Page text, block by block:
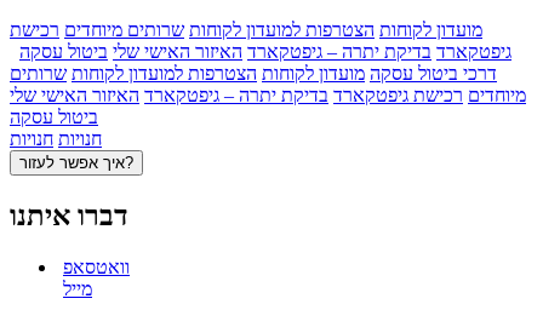
מועדון לקוחות הצטרפות למועדון לקוחות שרותים מיוחדים רכישת
גיפטקארד בדיקת יתרה – גיפטקארד האיזור האישי שלי ביטול עסקה
דרכי ביטול עסקה מועדון לקוחות הצטרפות למועדון לקוחות שרותים
מיוחדים רכישת גיפטקארד בדיקת יתרה – גיפטקארד האיזור האישי שלי
ביטול עסקה
חנויות חנויות
איך אפשר לעזור?
דברו איתנו
וואטסאפ
מייל